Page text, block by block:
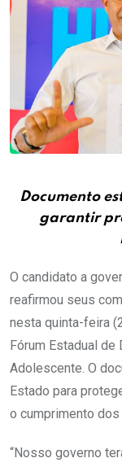
Documento
garantir
O candidato a
reafirmou seus
nesta quinta-feira
Fórum Estadual
Adolescente. O
Estado para
o cumprimento
“Nosso governo